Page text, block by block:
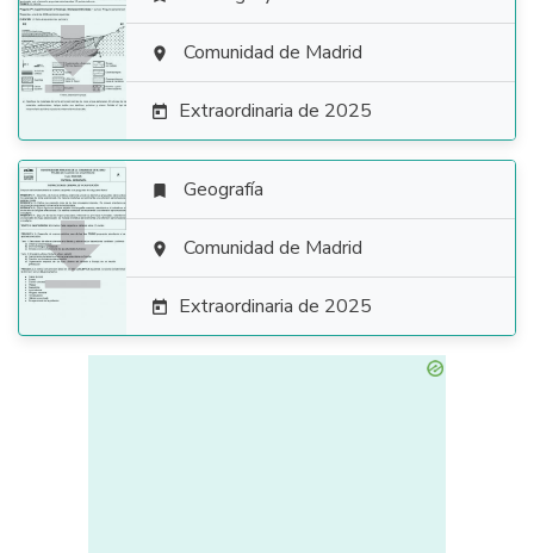
  Comunidad de Madrid
 Extraordinaria de 2025

 Geografía
 Comunidad de Madrid
 Extraordinaria de 2025